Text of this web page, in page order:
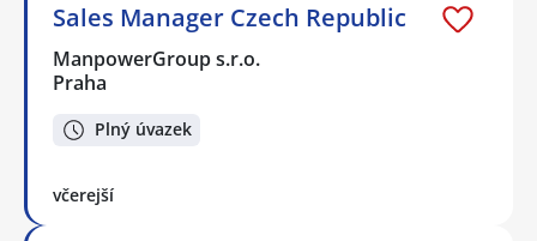
Sales Manager Czech Republic
ManpowerGroup s.r.o.
Praha
Plný úvazek
včerejší